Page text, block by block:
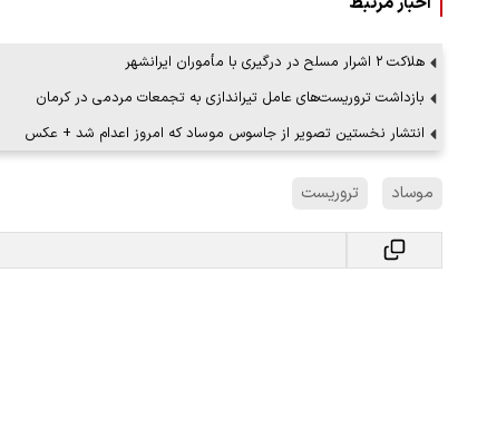
هلاکت ۲ اشرار مسلح در درگیری با مأموران ایرانشهر
بازداشت تروریست‌های عامل تیراندازی به تجمعات مردمی در کرمان
انتشار نخستین تصویر از جاسوس موساد که امروز اعدام شد + عکس
موساد تروریست